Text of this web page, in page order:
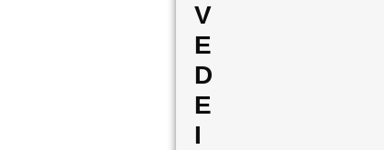
V
E
D
E
I